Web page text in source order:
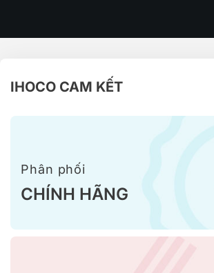
IHOCO CAM KẾT
Phân phối
CHÍNH HÃNG